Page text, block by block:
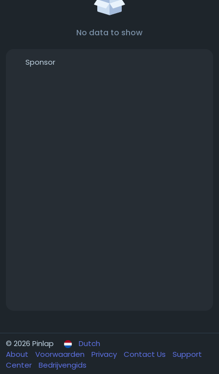
No data to show
Sponsor
© 2026 Pinlap
Dutch
About
Voorwaarden Privacy Contact Us
Support
Center
Bedrijvengids